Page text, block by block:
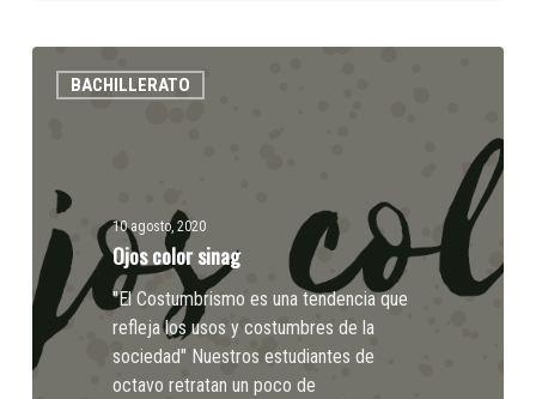
BACHILLERATO
10 agosto, 2020
Ojos color sinag
"El Costumbrismo es una tendencia que
refleja los usos y costumbres de la
sociedad" Nuestros estudiantes de
octavo retratan un poco de